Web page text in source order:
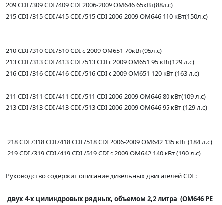
209 CDI /309 CDI /409 CDI 2006-2009 ОМ646 65кВт(88л.с)
215 CDI /315 CDI /415 CDI /515 CDI 2006-2009 ОМ646 110 кВт(150л.с)
210 CDI /310 CDI /510 CDI с 2009 ОМ651 70кВт(95л.с)
213 CDI /313 CDI /413 CDI /513 CDI с 2009 ОМ651 95 кВт(129 л.с)
216 CDI /316 CDI /416 CDI /516 CDI с 2009 ОМ651 120 кВт (163 л.с)
211 CDI /311 CDI /411 CDI /511 CDI 2006-2009 ОМ646 80 кВт(109 л.с)
213 CDI /313 CDI /413 CDI /513 CDI 2006-2009 ОМ646 95 кВт (129 л.с)
218 CDI /318 CDI /418 CDI /518 CDI 2006-2009 ОМ642 135 кВт (184 л.с)
219 CDI /319 CDI /419 CDI /519 CDI с 2009 ОМ642 140 кВт (190 л.с)
Руководство содержит описание дизельных двигателей CDI :
двух 4-х цилиндровых рядных, объемом 2,2 литра (ОМ646 PE